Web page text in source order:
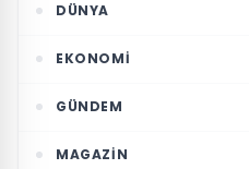
DÜNYA
EKONOMI
GÜNDEM
MAGAZIN